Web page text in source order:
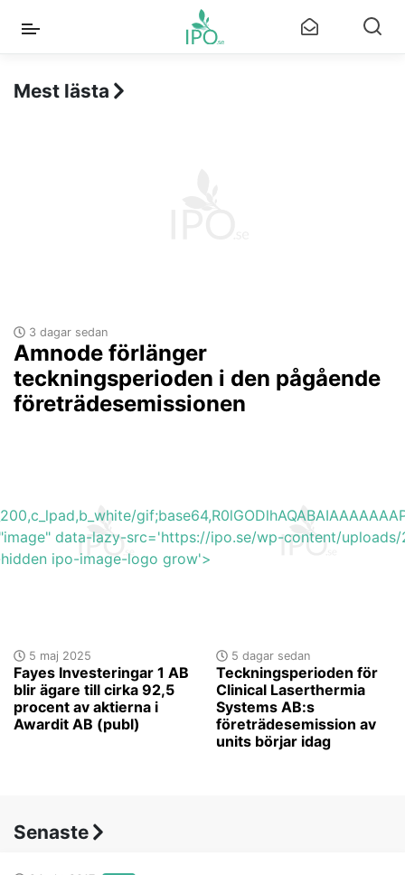
Mest lästa
3 dagar sedan
Amnode förlänger
teckningsperioden i den pågående
företrädesemissionen
5 maj 2025
Fayes Investeringar 1 AB
blir ägare till cirka 92,5
procent av aktierna i
Awardit AB (publ)
data-lazy-src='https://ipo.se/wp-content/
ipo-image-logo grow'>
5 dagar sedan
Teckningsperioden för
Clinical Laserthermia
Systems AB:s
företrädesemission av
units börjar idag
Senaste